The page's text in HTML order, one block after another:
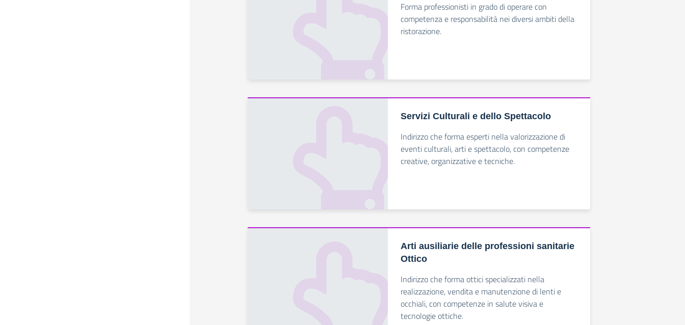
Forma professionisti in grado di operare con
competenza e responsabilità nei diversi ambiti della
ristorazione.
Servizi Culturali e dello Spettacolo
Indirizzo che forma esperti nella valorizzazione di
eventi culturali, arti e spettacolo, con competenze
creative, organizzative e tecniche.
Arti ausiliarie delle professioni sanitarie
Ottico
Indirizzo che forma ottici specializzati nella
realizzazione, vendita e manutenzione di lenti e
occhiali, con competenze in salute visiva e
tecnologie ottiche.